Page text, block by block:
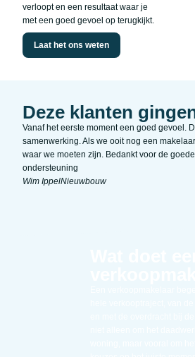
verloopt en een resultaat waar je
met een goed gevoel op terugkijkt.
Laat het ons weten
Deze klanten
Vanaf het eerste moment een goed gevoel.
samenwerking. Als we ooit nog een
waar we moeten zijn. Bedankt voor de
ondersteuning
Wim IppelNieuwbouw